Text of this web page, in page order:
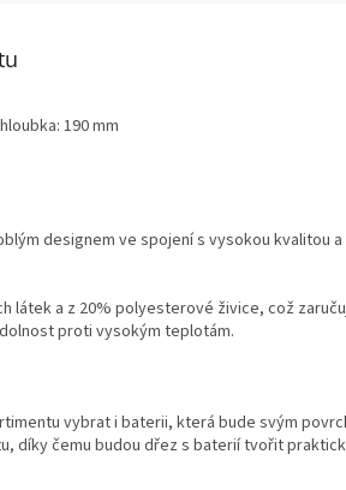
190 mm
designem ve spojení s vysokou kvalitou
látek a z 20% polyesterové živice, což
proti vysokým teplotám.
vybrat i baterii, která bude svým
díky čemu budou dřez s baterií tvořit